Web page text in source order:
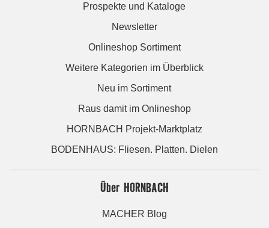
Prospekte und Kataloge
Newsletter
Onlineshop Sortiment
Weitere Kategorien im Überblick
Neu im Sortiment
Raus damit im Onlineshop
HORNBACH Projekt-Marktplatz
BODENHAUS: Fliesen. Platten. Dielen
Über HORNBACH
MACHER Blog